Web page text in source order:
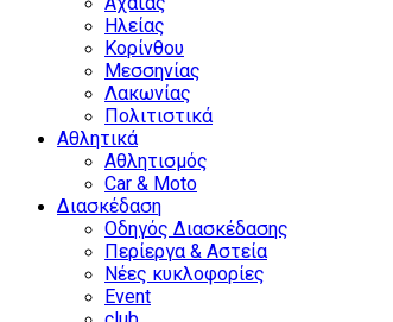
Ηλείας
Κορίνθου
Μεσσηνίας
Λακωνίας
Πολιτιστικά
Αθλητικά
Αθλητισμός
Car & Moto
Διασκέδαση
Οδηγός Διασκέδασης
Περίεργα & Αστεία
Νέες κυκλοφορίες
Event